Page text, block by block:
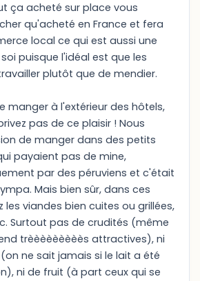
ça acheté sur place vous
qu'acheté en France et fera
local ce qui est aussi une
puisque l'idéal est que les
plutôt que de mendier.
manger à l'extérieur des hôtels,
pas de ce plaisir ! Nous
de manger dans des petits
payaient pas de mine,
par des péruviens et c'était
Mais bien sûr, dans ces
les viandes bien cuites ou grillées,
Surtout pas de crudités (même
trèèèèèèèèès attractives), ni
ne sait jamais si le lait a été
ni de fruit (à part ceux qui se